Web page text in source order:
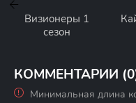
Визионеры 1
сезон
КОММЕНТАРИИ
Минимальная длина